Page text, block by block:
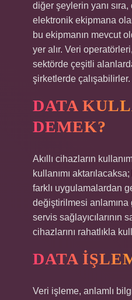
diğer şeylerin yanı sıra,
elektronik ekipmana
bu ekipmanın mevcut
yer alır. Veri
sektörde çeşitli
şirketlerde çalışabilirler.
DATA
DEMEK?
Akıllı cihazların
kullanımı
farklı uygulamalardan
değiştirilmesi anlamına
servis sağlayıcılarının
cihazlarını rahatlıkla
DATA
Veri işleme, anlamlı